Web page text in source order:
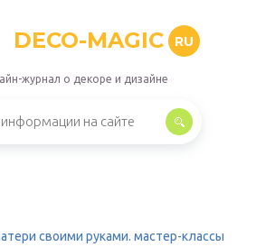
DECO-MAGIC RU
журнал о декоре и дизайне
своими руками. мастер-классы